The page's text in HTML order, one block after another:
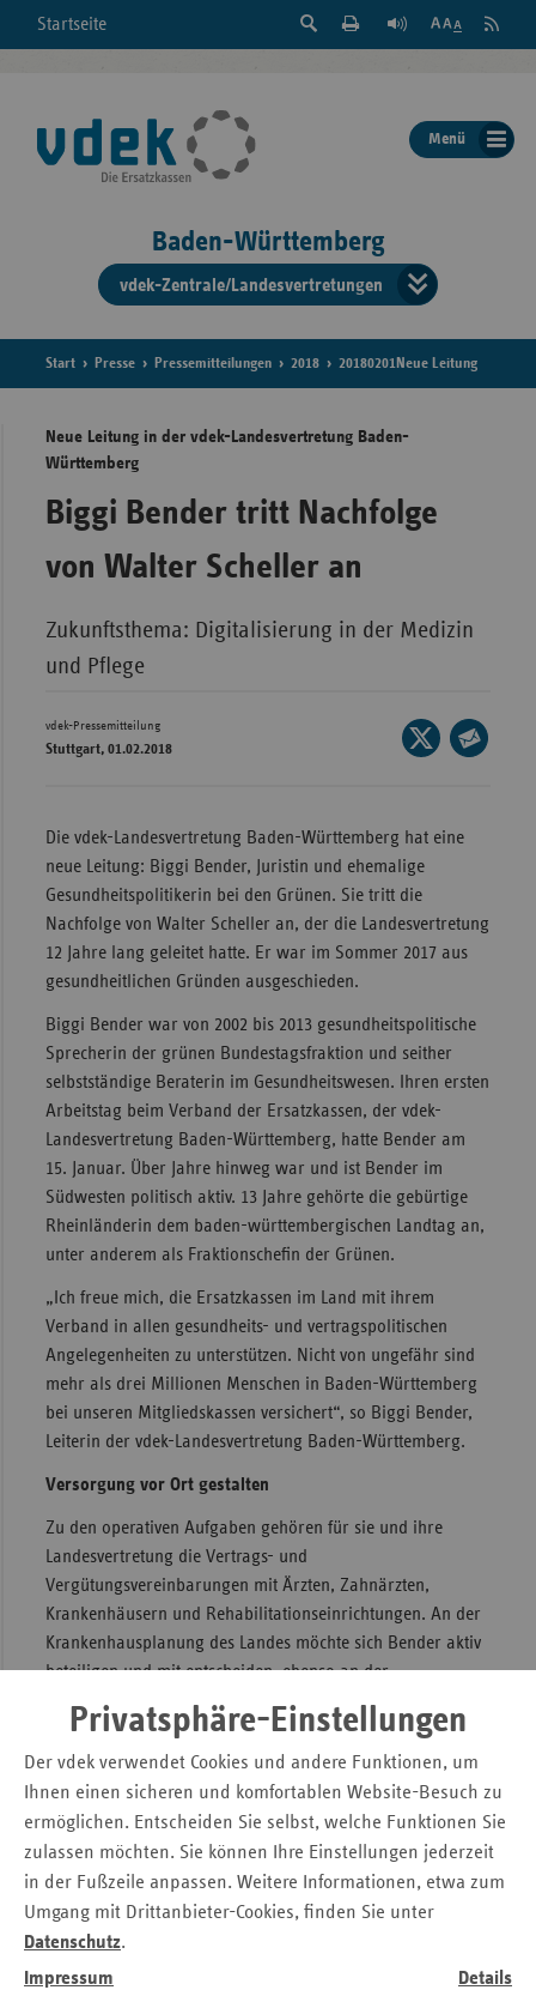
Privatsphäre-Einstellungen
Der vdek verwendet Cookies und andere Funktionen, um
Ihnen einen sicheren und komfortablen Website-Besuch zu
ermöglichen. Entscheiden Sie selbst, welche Funktionen Sie
zulassen möchten. Sie können Ihre Einstellungen jederzeit
in der Fußzeile anpassen. Weitere Informationen, etwa zum
Umgang mit Drittanbieter-Cookies, finden Sie unter
Datenschutz.
Impressum
Details
Startseite
Suche
der
Seite
Feed
Menü
Baden-Württemberg
vdek-Zentrale/Landesvertretungen
der
Start Presse Pressemitteilungen 2018 20180201Neue Leitung
Neue Leitung in der vdek-Landesvertretung Baden-
Württemberg
Biggi Bender tritt Nachfolge
von Walter Scheller an
Zukunftsthema: Digitalisierung in der Medizin
und Pflege
vdek-Pressemitteilung
Stuttgart, 01.02.2018
Seite
auf
Die vdek-Landesvertretung Baden-Württemberg hat eine
neue Leitung: Biggi Bender, Juristin und ehemalige
Gesundheitspolitikerin bei den Grünen. Sie tritt die
Nachfolge von Walter Scheller an, der die Landesvertretung
12 Jahre lang geleitet hatte. Er war im Sommer 2017 aus
gesundheitlichen Gründen ausgeschieden.
Biggi Bender war von 2002 bis 2013 gesundheitspolitische
Sprecherin der grünen Bundestagsfraktion und seither
selbstständige Beraterin im Gesundheitswesen. Ihren ersten
Arbeitstag beim Verband der Ersatzkassen, der vdek-
Landesvertretung Baden-Württemberg, hatte Bender am
15. Januar. Über Jahre hinweg war und ist Bender im
Südwesten politisch aktiv. 13 Jahre gehörte die gebürtige
Rheinländerin dem baden-württembergischen Landtag an,
unter anderem als Fraktionschefin der Grünen.
„Ich freue mich, die Ersatzkassen im Land mit ihrem
Verband in allen gesundheits- und vertragspolitischen
Angelegenheiten zu unterstützen. Nicht von ungefähr sind
mehr als drei Millionen Menschen in Baden-Württemberg
bei unseren Mitgliedskassen versichert“, so Biggi Bender,
Leiterin der vdek-Landesvertretung Baden-Württemberg.
Versorgung vor Ort gestalten
Zu den operativen Aufgaben gehören für sie und ihre
Landesvertretung die Vertrags- und
Vergütungsvereinbarungen mit Ärzten, Zahnärzten,
Krankenhäusern und Rehabilitationseinrichtungen. An der
Krankenhausplanung des Landes möchte sich Bender aktiv
beteiligen und mit entscheiden, ebenso an der
Psychotherapeuten. Zum Spektrum der Landesvertretung
gehört im Übrigen auch die Zulassung und
Qualitätsprüfung von Leistungserbringern wie
Physiotherapeuten, Masseure, Ergotherapeuten,
Podologen, Sprachtherapeuten und Logopäden.
Ein weiteres wichtiges Aufgabenfeld ist die gesetzliche
Pflegeversicherung. So schließt die vdek-Landesvertretung
mit Pflegeeinrichtungen und ambulanten Diensten
Versorgungsverträge ab und trifft